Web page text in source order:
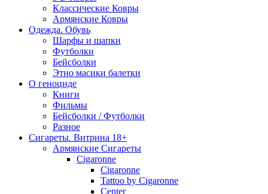
Классические Ковры
Армянские Ковры
Одежда. Обувь
Шарфы и шапки
Футболки
Бейсболки
Этно масики балетки
О геноциде
Книги
Фильмы
Бейсболки / Футболки
Разное
Сигареты. Витрина 18+
Армянские Сигареты
Cigaronne
Cigaronne
Tattoo by Cigaronne
Center